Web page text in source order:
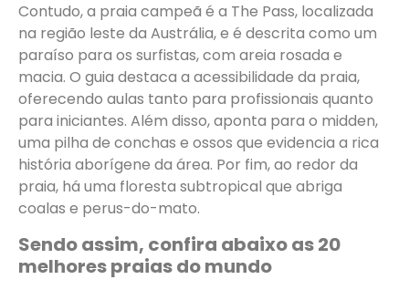
Contudo, a praia campeã é a The Pass, localizada
na região leste da Austrália, e é descrita como um
paraíso para os surfistas, com areia rosada e
macia. O guia destaca a acessibilidade da praia,
oferecendo aulas tanto para profissionais quanto
para iniciantes. Além disso, aponta para o midden,
uma pilha de conchas e ossos que evidencia a rica
história aborígene da área. Por fim, ao redor da
praia, há uma floresta subtropical que abriga
coalas e perus-do-mato.
Sendo assim, confira abaixo as 20
melhores praias do mundo